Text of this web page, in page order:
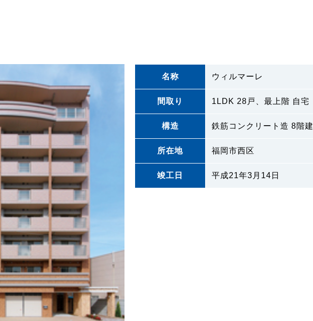
名称 ウィルマーレ
間取り 1LDK 28戸、最上階 自宅
構造 鉄筋コンクリート造 8階建
所在地 福岡市西区
竣工日 平成21年3月14日